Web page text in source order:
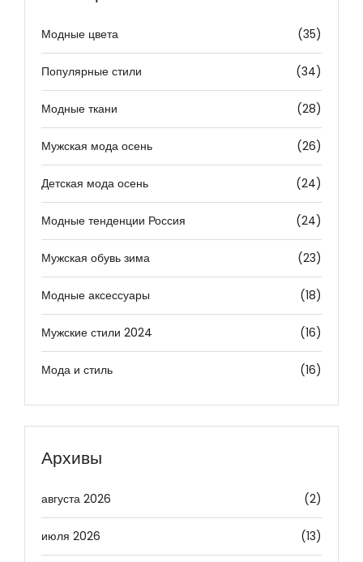
Модные цвета (35)
Популярные стили (34)
Модные ткани (28)
Мужская мода осень (26)
Детская мода осень (24)
Модные тенденции Россия (24)
Мужская обувь зима (23)
Модные аксессуары (18)
Мужские стили 2024 (16)
Мода и стиль (16)
Архивы
августа 2026 (2)
июля 2026 (13)